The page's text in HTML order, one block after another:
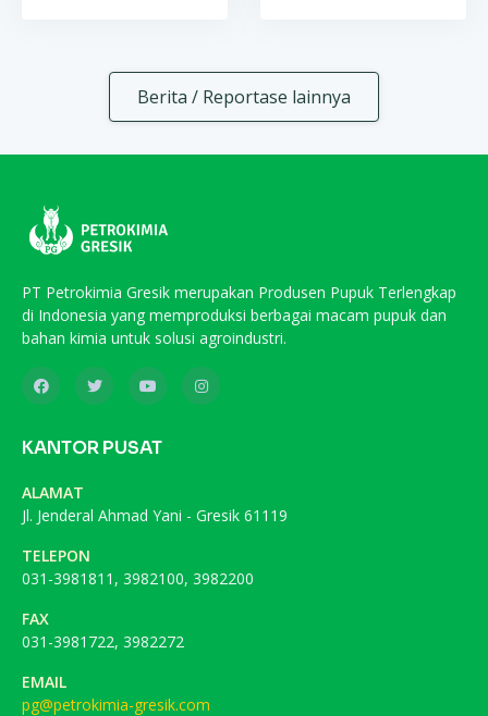
Berita / Reportase lainnya
PT Petrokimia Gresik merupakan Produsen Pupuk Terlengkap
di Indonesia yang memproduksi berbagai macam pupuk dan
bahan kimia untuk solusi agroindustri.
KANTOR PUSAT
ALAMAT
Jl. Jenderal Ahmad Yani - Gresik 61119
TELEPON
031-3981811, 3982100, 3982200
FAX
031-3981722, 3982272
EMAIL
pg@petrokimia-gresik.com